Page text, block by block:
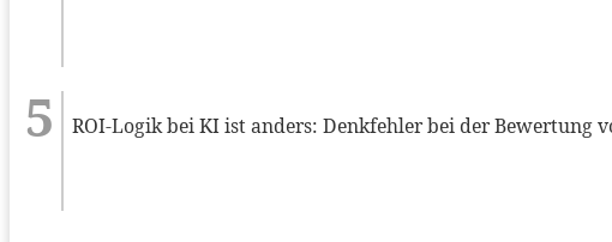
ROI-Logik bei KI ist anders: Denkfehler bei der Bewertung